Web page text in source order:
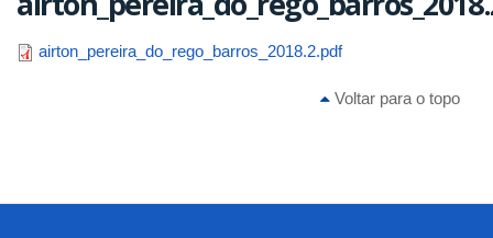
airton_pereira_do_rego_barros_2018.2.pdf
Voltar para o topo